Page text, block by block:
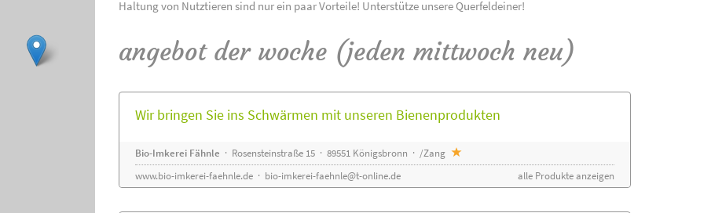
Haltung von Nutztieren sind nur ein paar Vorteile! Unterstütze unsere Querfeldeiner!
angebot der woche (jeden mittwoch neu)
Wir bringen Sie ins Schwärmen mit unseren Bienenprodukten
Bio-Imkerei Fähnle · Rosensteinstraße 15 · 89551 Königsbronn · /Zang
www.bio-imkerei-faehnle.de· bio-imkerei-faehnle@t-online.de alle Produkte anzeigen